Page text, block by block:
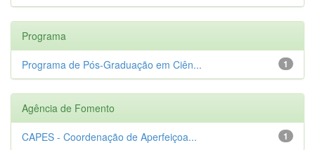
Programa
1
Programa de Pós-Graduação em Ciên...
Agência de Fomento
1
CAPES - Coordenação de Aperfeiçoa...